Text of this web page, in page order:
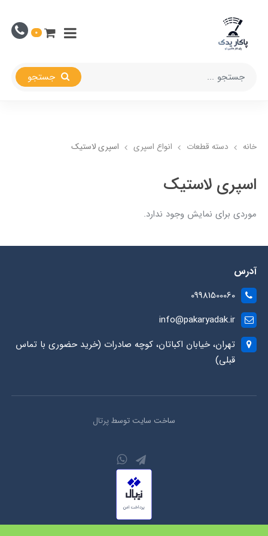
0
خانه دسته قطعات انواع اسپری اسپری لاستیک
اسپری لاستیک
موردی برای نمایش وجود ندارد.
آدرس
09981500060
info@pakaryadak.ir
تهران، خیابان اکباتان، کوچه صادرات (خرید حضوری با تماس
قبلی)
ساخت سایت توسطپرتال